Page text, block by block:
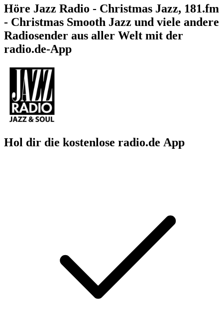
Höre Jazz Radio - Christmas Jazz, 181.fm
- Christmas Smooth Jazz und viele andere
Radiosender aus aller Welt mit der
radio.de-App
Hol dir die kostenlose radio.de App